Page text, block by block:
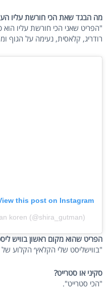
מה הבגד שאת הכי חורשת עליו
"הפריט שאני הכי חורשת עליו
רודריג, קלאסית, נעימה על הגוף
this post on Instagram
koren (@shira_gutman)
הפריט שהוא מקום ראשון בוויש
"בווישליסט שלי הקלאץ׳ הקלוע
סקיני או סטרייט?
"הכי סטרייט".